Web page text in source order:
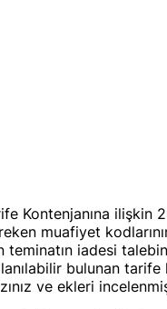
Kontenjanına ilişkin
muafiyet
teminatın iadesi
bulunan tarife
ve ekleri